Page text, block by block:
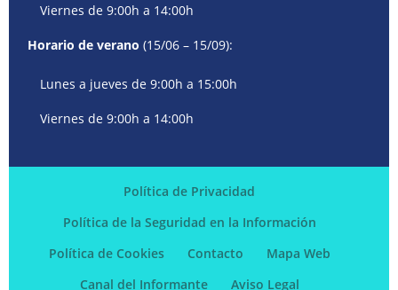
Viernes de 9:00h a 14:00h
Horario de verano (15/06 – 15/09):
Lunes a jueves de 9:00h a 15:00h
Viernes de 9:00h a 14:00h
Política de Privacidad
Política de la Seguridad en la Información
Política de Cookies
Contacto
Mapa Web
Canal del Informante
Aviso Legal